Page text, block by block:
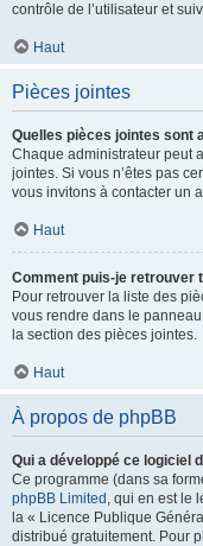
contrôle de l’utilisateur et
Haut
Pièces jointes
Quelles pièces jointes sont
Chaque administrateur peut
jointes. Si vous n’êtes pas
vous invitons à contacter un
Haut
Comment puis-je retrouver
Pour retrouver la liste des
vous rendre dans le
la section des pièces jointes.
Haut
À propos de phpBB
Qui a développé ce logiciel
Ce programme (dans sa
phpBB Limited , qui en est le
la « Licence Publique
distribué gratuitement. Pour